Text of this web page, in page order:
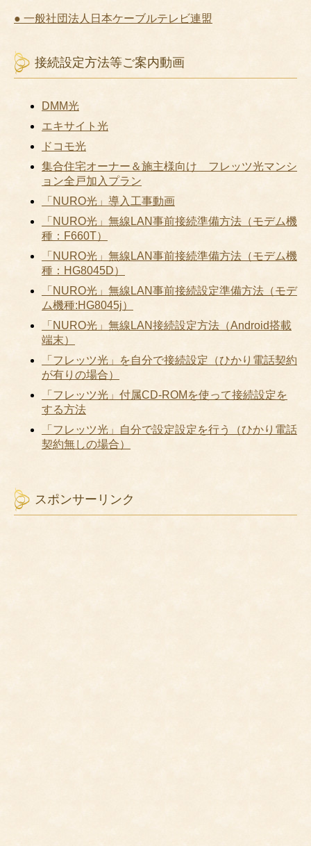
● 一般社団法人日本ケーブルテレビ連盟
接続設定方法等ご案内動画
DMM光
エキサイト光
ドコモ光
集合住宅オーナー＆施主様向け フレッツ光マンシ
ョン全戸加入プラン
「NURO光」導入工事動画
「NURO光」無線LAN事前接続準備方法（モデム機
種：F660T）
「NURO光」無線LAN事前接続準備方法（モデム機
種：HG8045D）
「NURO光」無線LAN事前接続設定準備方法（モデ
ム機種:HG8045j）
「NURO光」無線LAN接続設定方法（Android搭載
端末）
「フレッツ光」を自分で接続設定（ひかり電話契約
が有りの場合）
「フレッツ光」付属CD-ROMを使って接続設定を
する方法
「フレッツ光」自分で設定設定を行う（ひかり電話
契約無しの場合）
スポンサーリンク